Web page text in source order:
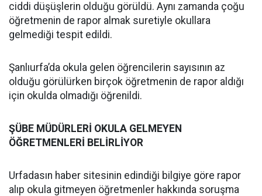
ciddi düşüşlerin olduğu görüldü. Aynı zamanda çoğu
öğretmenin de rapor almak suretiyle okullara
gelmediği tespit edildi.
Şanlıurfa’da okula gelen öğrencilerin sayısının az
olduğu görülürken birçok öğretmenin de rapor aldığı
için okulda olmadığı öğrenildi.
ŞÜBE MÜDÜRLERİ OKULA GELMEYEN
ÖĞRETMENLERİ BELİRLİYOR
Urfadasın haber sitesinin edindiği bilgiye göre rapor
alıp okula gitmeyen öğretmenler hakkında soruşma